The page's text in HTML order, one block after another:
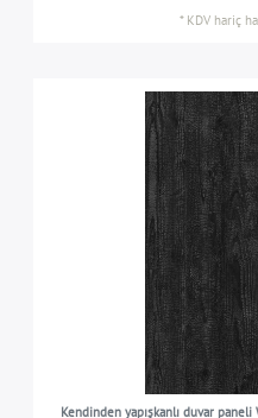
* KDV hariç
Kendinden yapışkanlı duvar paneli